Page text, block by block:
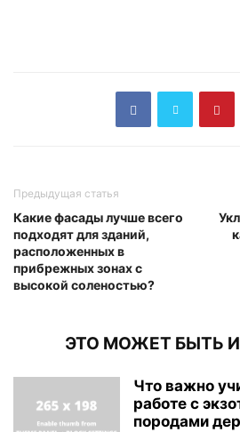
Предыдущая статья
Какие фасады лучше всего
подходят для зданий,
расположенных в
прибрежных зонах с
высокой соленостью?
ЭТО МОЖЕТ БЫТЬ
Что важно
работе с
породами